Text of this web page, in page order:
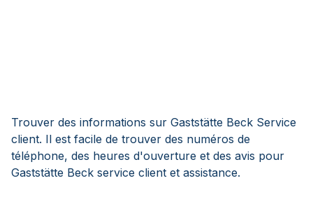
Trouver des informations sur Gaststätte Beck Service
client. Il est facile de trouver des numéros de
téléphone, des heures d'ouverture et des avis pour
Gaststätte Beck service client et assistance.